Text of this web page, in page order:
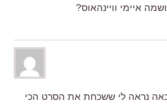
איימי וויינהאוס?
נראה לי ששכחת את הסרט הכי